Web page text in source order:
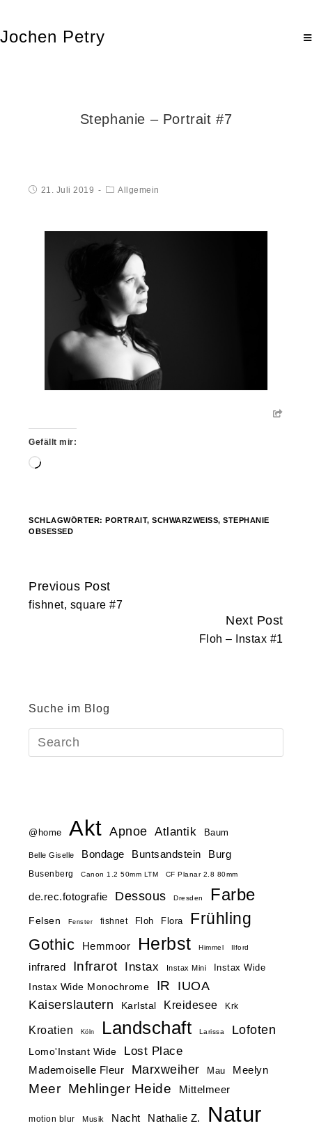
Jochen Petry
Stephanie – Portrait #7
21. Juli 2019 Allgemein
Gefällt mir:
Wird
SCHLAGWÖRTER:PORTRAIT,SCHWARZWEISS ,STEPHANIE
OBSESSED
Continue
Reading
Previous Post
fishnet, square #7
Next Post
Floh – Instax #1
Suche im Blog
@home Akt Apnoe Atlantik Baum
Belle Giselle Bondage Buntsandstein Burg
Busenberg Canon 1.2 50mm LTM CF Planar 2.8 80mm
de.rec.fotografie Dessous Dresden Farbe
Felsen Fenster fishnet Floh Flora Frühling
Gothic Hemmoor Herbst Himmel Ilford
infrared Infrarot Instax Instax Mini
Instax Wide
Instax Wide Monochrome
IR
IUOA
Kaiserslautern
Karlstal Kreidesee Krk
Kroatien Köln Landschaft Larissa Lofoten
Lomo'Instant Wide Lost Place
Mademoiselle Fleur Marxweiher Mau Meelyn
Meer Mehlinger Heide Mittelmeer
motion blur Musik Nacht Nathalie Z. Natur